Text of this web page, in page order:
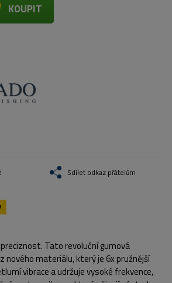
KOUPIT
Sdílet odkaz přátelům
Tato revoluční gumová
nového materiálu, který je 6x pružnější
vibrace a udržuje vysoké frekvence,